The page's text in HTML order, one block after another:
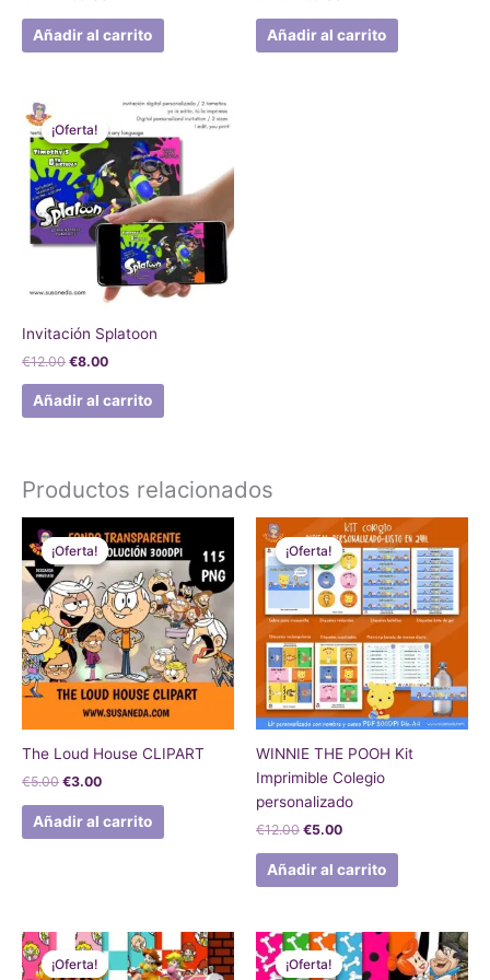
Añadir al carrito Añadir al carrito
¡Oferta!
¡Oferta!
Invitación Splatoon
€12.00
precio
original
era:
€12.00.
€8.00
precio
actual
es:
€8.00.
Añadir al carrito
Productos relacionados
¡Oferta!
¡Oferta!
The Loud House CLIPART
€5.00
precio
original
era:
€5.00.
€3.00
precio
actual
es:
€3.00.
Añadir al carrito
¡Oferta!
¡Oferta!
WINNIE THE POOH Kit
Imprimible Colegio
personalizado
€12.00
precio
original
era:
€12.00.
€5.00
El
precio
actual
es:
€5.00.
Añadir al carrito
¡Oferta!
¡Oferta!
precio
original
El
precio
actual
¡Oferta!
¡Oferta!
El
precio
original
El
precio
actual